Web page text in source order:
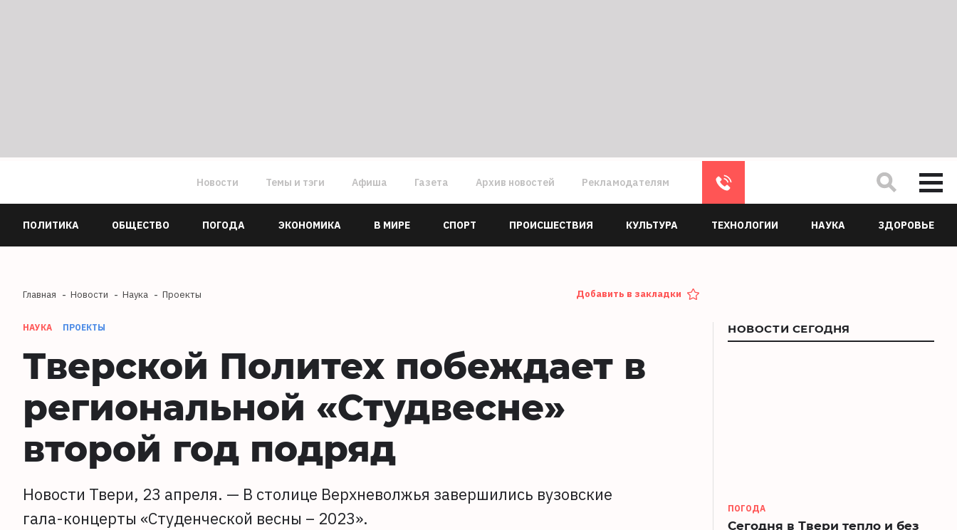
Новости Темы и тэги Афиша Газета Архив новостей Рекламодателям
ПОЛИТИКА ОБЩЕСТВО ПОГОДА ЭКОНОМИКА В МИРЕ СПОРТ ПРОИСШЕСТВИЯ КУЛЬТУРА ТЕХНОЛОГИИ НАУКА ЗДОРОВЬЕ
Главная Новости Наука Проекты Добавить в закладки
НАУКА ПРОЕКТЫ
Тверской Политех побеждает в
региональной «Студвесне»
второй год подряд
Новости Твери, 23 апреля. — В столице Верхневолжья завершились вузовские
гала-концерты «Студенческой весны – 2023».
НОВОСТИ СЕГОДНЯ
ПОГОДА
Сегодня в Твери тепло и без